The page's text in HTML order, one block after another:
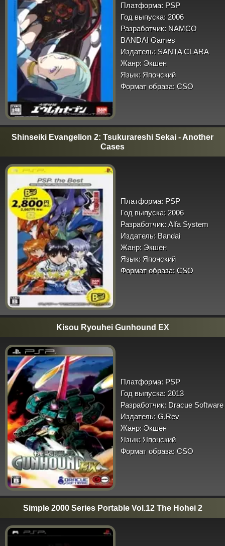
Платформа: PSP
Год выпуска: 2006
Разработчик: NAMCO
BANDAI Games
Издатель: SANTA CLARA
Жанр: Экшен
Язык: Японский
Формат образа: CSO
Shinseiki Evangelion 2: Tsukurareshi Sekai - Another
Cases
Платформа: PSP
Год выпуска: 2006
Разработчик: Alfa System
Издатель: Bandai
Жанр: Экшен
Язык: Японский
Формат образа: CSO
Kisou Ryouhei Gunhound EX
Платформа: PSP
Год выпуска: 2013
Разработчик: Dracue Software
Издатель: G.Rev
Жанр: Экшен
Язык: Японский
Формат образа: CSO
Simple 2000 Series Portable Vol.12 The Hohei 2